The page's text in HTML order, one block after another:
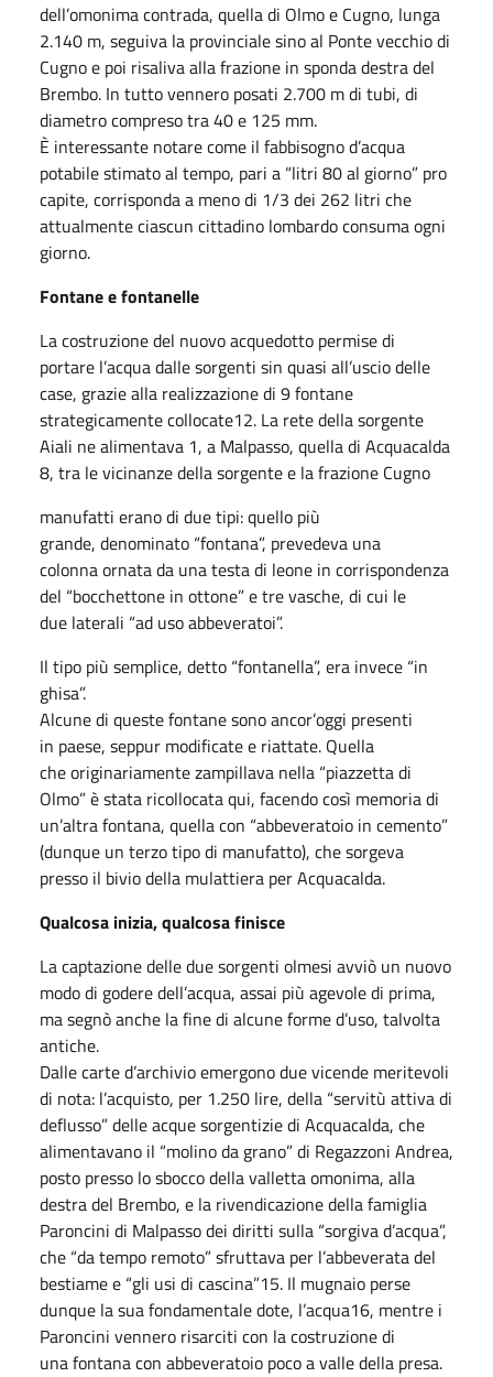
dell’omonima contrada, quella di Olmo e Cugno, lunga
2.140 m, seguiva la provinciale sino al Ponte vecchio di
Cugno e poi risaliva alla frazione in sponda destra del
Brembo. In tutto vennero posati 2.700 m di tubi, di
diametro compreso tra 40 e 125 mm.
È interessante notare come il fabbisogno d’acqua
potabile stimato al tempo, pari a “litri 80 al giorno” pro
capite, corrisponda a meno di 1/3 dei 262 litri che
attualmente ciascun cittadino lombardo consuma ogni
giorno.
Fontane e fontanelle
La costruzione del nuovo acquedotto permise di
portare l’acqua dalle sorgenti sin quasi all’uscio delle
case, grazie alla realizzazione di 9 fontane
strategicamente collocate12. La rete della sorgente
Aiali ne alimentava 1, a Malpasso, quella di Acquacalda
8, tra le vicinanze della sorgente e la frazione Cugno
manufatti erano di due tipi: quello più
grande, denominato “fontana”, prevedeva una
colonna ornata da una testa di leone in corrispondenza
del “bocchettone in ottone” e tre vasche, di cui le
due laterali “ad uso abbeveratoi”.
Il tipo più semplice, detto “fontanella”, era invece “in
ghisa”.
Alcune di queste fontane sono ancor’oggi presenti
in paese, seppur modificate e riattate. Quella
che originariamente zampillava nella “piazzetta di
Olmo” è stata ricollocata qui, facendo così memoria di
un’altra fontana, quella con “abbeveratoio in cemento”
(dunque un terzo tipo di manufatto), che sorgeva
presso il bivio della mulattiera per Acquacalda.
Qualcosa inizia, qualcosa finisce
La captazione delle due sorgenti olmesi avviò un nuovo
modo di godere dell’acqua, assai più agevole di prima,
ma segnò anche la fine di alcune forme d’uso, talvolta
antiche.
Dalle carte d’archivio emergono due vicende meritevoli
di nota: l’acquisto, per 1.250 lire, della “servitù attiva di
deflusso” delle acque sorgentizie di Acquacalda, che
alimentavano il “molino da grano” di Regazzoni Andrea,
posto presso lo sbocco della valletta omonima, alla
destra del Brembo, e la rivendicazione della famiglia
Paroncini di Malpasso dei diritti sulla “sorgiva d’acqua”,
che “da tempo remoto” sfruttava per l’abbeverata del
bestiame e “gli usi di cascina”15. Il mugnaio perse
dunque la sua fondamentale dote, l’acqua16, mentre i
Paroncini vennero risarciti con la costruzione di
una fontana con abbeveratoio poco a valle della presa.